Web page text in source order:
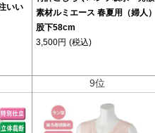
いい
素材ルミエース 春夏用（婦人）
股下58cm
3,500円 (税込)
9位